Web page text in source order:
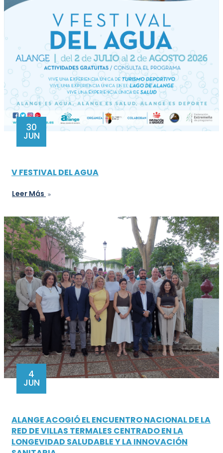
30
JUN
V FESTIVAL DEL AGUA
Leer Más
4
JUN
ALANGE ACOGIÓ EL ENCUENTRO NACIONAL DE LA
RED DE VILLAS TERMALES CENTRADO EN LA
LONGEVIDAD SALUDABLE Y LA INNOVACIÓN